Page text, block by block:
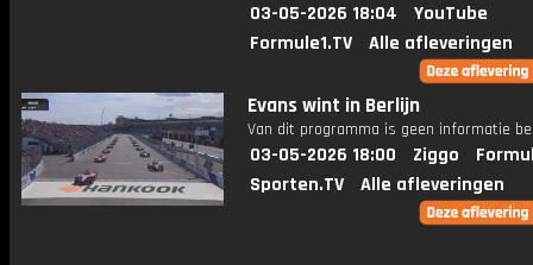
03-05-2026 18:04
YouTube
Formule1.TV
Alle afleveringen
Evans wint in Berlijn
Van dit programma is geen informatie
03-05-2026 18:00 Ziggo
Sporten.TV
Alle afleveringen